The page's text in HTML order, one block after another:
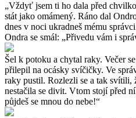
„Vždyť jsem ti ho dala před
stát jako omámený. Ráno dal
dnes v noci ukradneš mému
Ondra se smál: „Přivedu vám i
Šel k potoku a chytal raky. Večer
přilepil na ocásky svíčičky. Ve
raky pustil. Rozlezli se a tak svítili,
nestačila se divit. Vtom stojí před
půjdeš se mnou do nebe!“